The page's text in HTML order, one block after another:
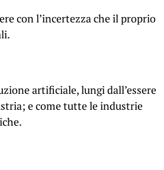
con l’incertezza che il proprio
artificiale, lungi dall’essere
e come tutte le industrie